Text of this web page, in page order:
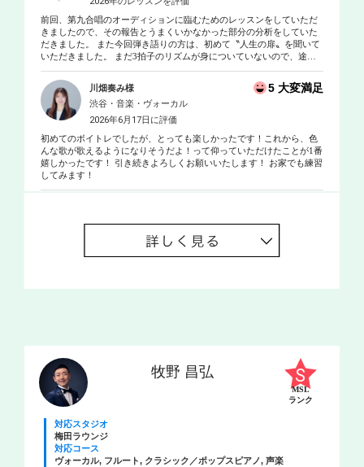
前回、第九合唱のオーディションに臨むためのレッスンをしていただ
きましたので、その報告とうまくいかなかった部分の分析をしていた
だきました。 また今回弾き語りの方は、初めて〝人生の扉〟を聞いて
いただきました。 まだ3拍子のリズムが身についていないので、途中
手と左手を使って、違うリズムを同時に刻む練習方法を教えていただ
きました。 ギターを持たなくてもできるので、継続してやってみよう
と思います。
川畑奏み様 5 大変満足
渋谷・音楽・ヴォーカル
2026年6月17日に評価
初めてのボイトレでしたが、とっても楽しかったです！これから、色
んな歌が歌えるようになりそうだよ！って仰っていただけたことが1番
嬉しかったです！ 引き続きよろしくお願いいたします！ お家でも練習
してみます！
牧野 昌弘
MSL
ランク
対応スタジオ
梅田ラウンジ
対応コース
ヴォーカル, フルート, クラシック／ポップスピアノ, 声楽